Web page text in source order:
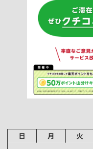
日
月 火